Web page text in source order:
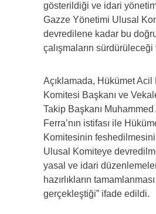
gösterildiği ve idari
Gazze Yönetimi Ulusal
devredilene kadar bu
çalışmaların sürdürüleceği
Açıklamada, Hükümet Acil
Komitesi Başkanı ve
Takip Başkanı
Ferra’nın istifası ile
Komitesinin
Ulusal Komiteye
yasal ve idari
hazırlıkların
gerçekleştiği” ifade edildi.